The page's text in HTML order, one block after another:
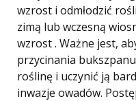
wzrost i odmłodzić
zimą lub wczesną
wzrost . Ważne jest,
przycinania
roślinę i uczynić ją
inwazje owadów.